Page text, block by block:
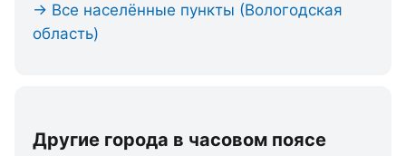
→ Все населённые пункты (Вологодская
область)
Другие города в часовом поясе